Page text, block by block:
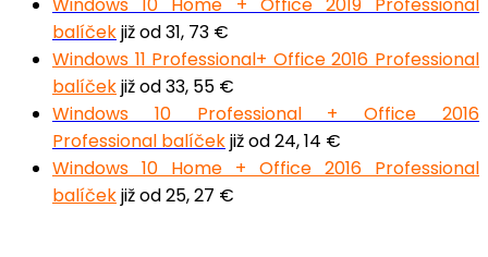
balíčekjiž od 31, 73 €
Windows 11 Professional+ Office 2016 Professional
balíčekjiž od 33, 55 €
Windows 10 Professional + Office 2016
Professional balíčekjiž od 24, 14 €
Windows 10 Home + Office 2016 Professional
balíčekjiž od 25, 27 €